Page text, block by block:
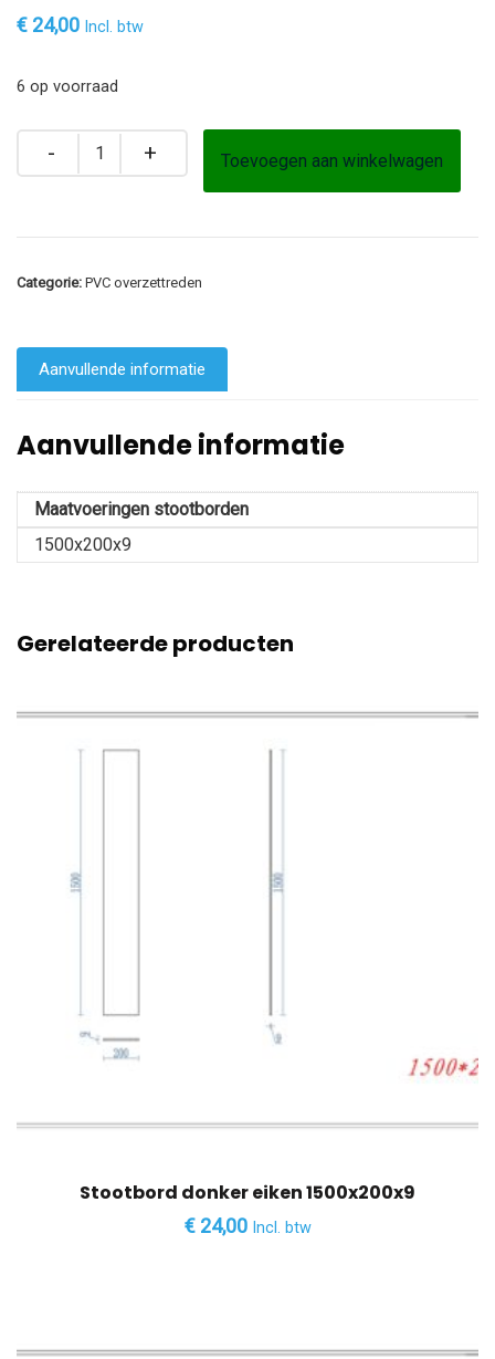
€ 24,00 Incl. btw
6 op voorraad
Toevoegen aan winkelwagen
Categorie: PVC overzettreden
Aanvullende informatie
Aanvullende informatie
Maatvoeringen stootborden
1500x200x9
Gerelateerde producten
Stootbord donker eiken 1500x200x9
€24,00 Incl. btw